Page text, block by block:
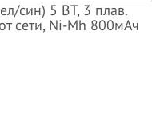
син) 5 ВТ, 3 плав.
сети, Ni-Mh 800мАч